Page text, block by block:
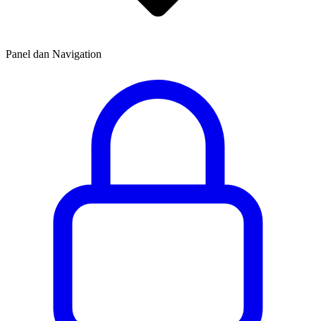
Panel dan Navigation